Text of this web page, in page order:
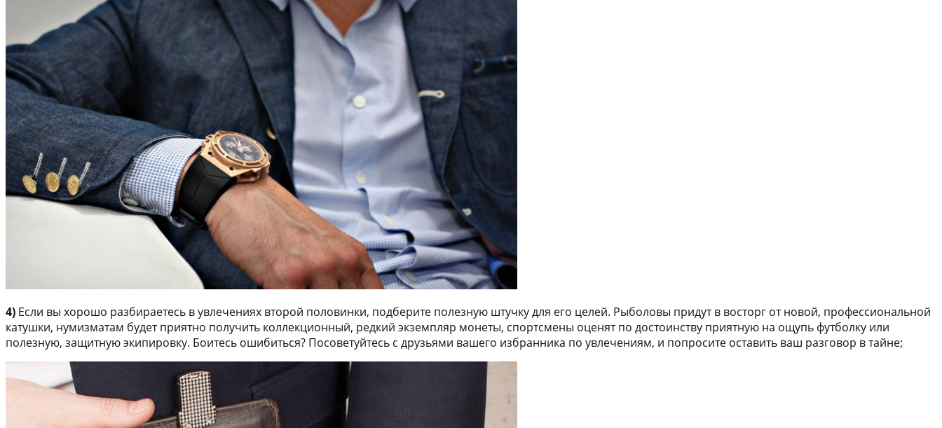
4) Если вы хорошо разбираетесь в увлечениях второй половинки, подберите полезную штучку для его целей. Рыболовы придут в восторг от новой, профессиональной
катушки, нумизматам будет приятно получить коллекционный, редкий экземпляр монеты, спортсмены оценят по достоинству приятную на ощупь футболку или
полезную, защитную экипировку. Боитесь ошибиться? Посоветуйтесь с друзьями вашего избранника по увлечениям, и попросите оставить ваш разговор в тайне;